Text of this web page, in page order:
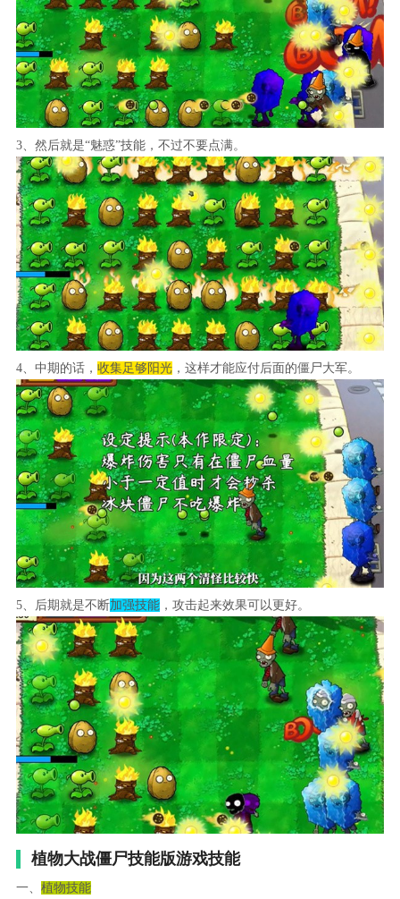
3、然后就是“魅惑”技能，不过不要点满。
4、中期的话， 收集足够阳光，这样才能应付后面的僵尸大军。
5、后期就是不断加强技能，攻击起来效果可以更好。
植物大战僵尸技能版游戏技能
一、 植物技能